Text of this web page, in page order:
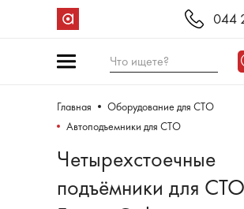
044
Что ищете?
Главная
Оборудование для СТО
Aвтоподъемники для СТО
Четырехстоечные
подъёмники для